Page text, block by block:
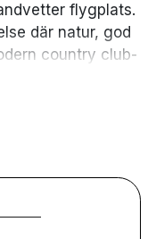
flygplats.
där natur, god
country club-
inspiration från
Efter
av hotellets
genom